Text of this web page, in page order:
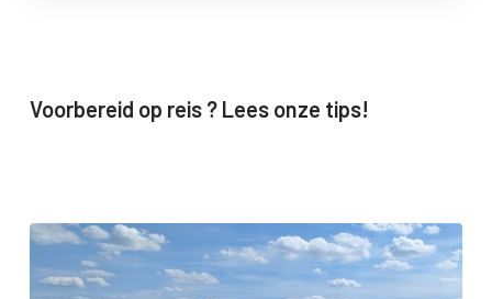
Voorbereid op reis ? Lees onze tips!
5
tips